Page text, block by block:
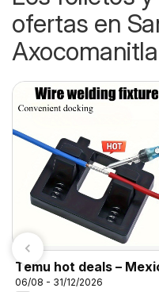
ofertas en
Axocomanitla
Temu hot deals –
06/08 - 31/12/2026